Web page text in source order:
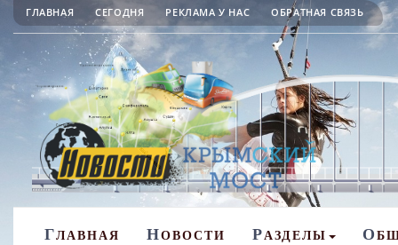
ГЛАВНАЯ СЕГОДНЯ РЕКЛАМА У НАС ОБРАТНАЯ СВЯЗЬ
ГЛАВНАЯ НОВОСТИ РАЗДЕЛЫ О